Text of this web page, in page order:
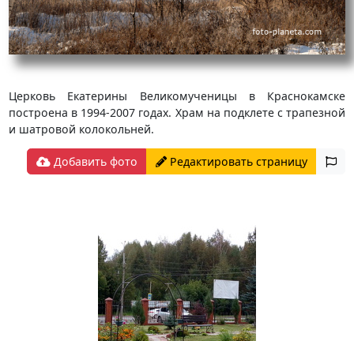
Церковь Екатерины Великомученицы в Краснокамске
построена в 1994-2007 годах. Храм на подклете с трапезной
и шатровой колокольней.
Добавить фото Редактировать страницу